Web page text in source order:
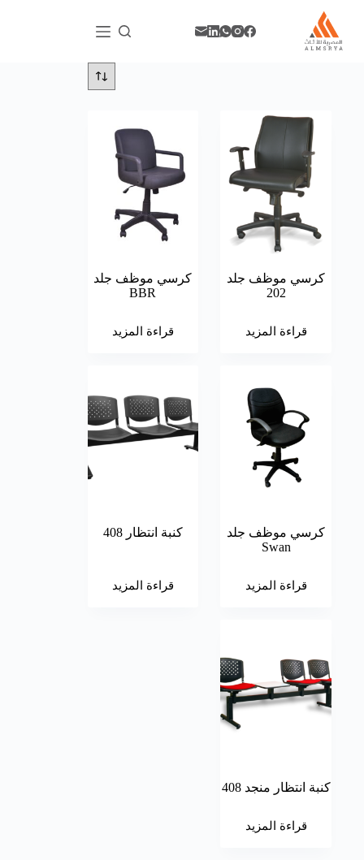
كرسي موظف جلد
202
قراءة المزيد
كرسي موظف جلد
BBR
قراءة المزيد
كرسي موظف جلد
Swan
قراءة المزيد
كنبة انتظار 408
قراءة المزيد
كنبة انتظار منجد 408
قراءة المزيد